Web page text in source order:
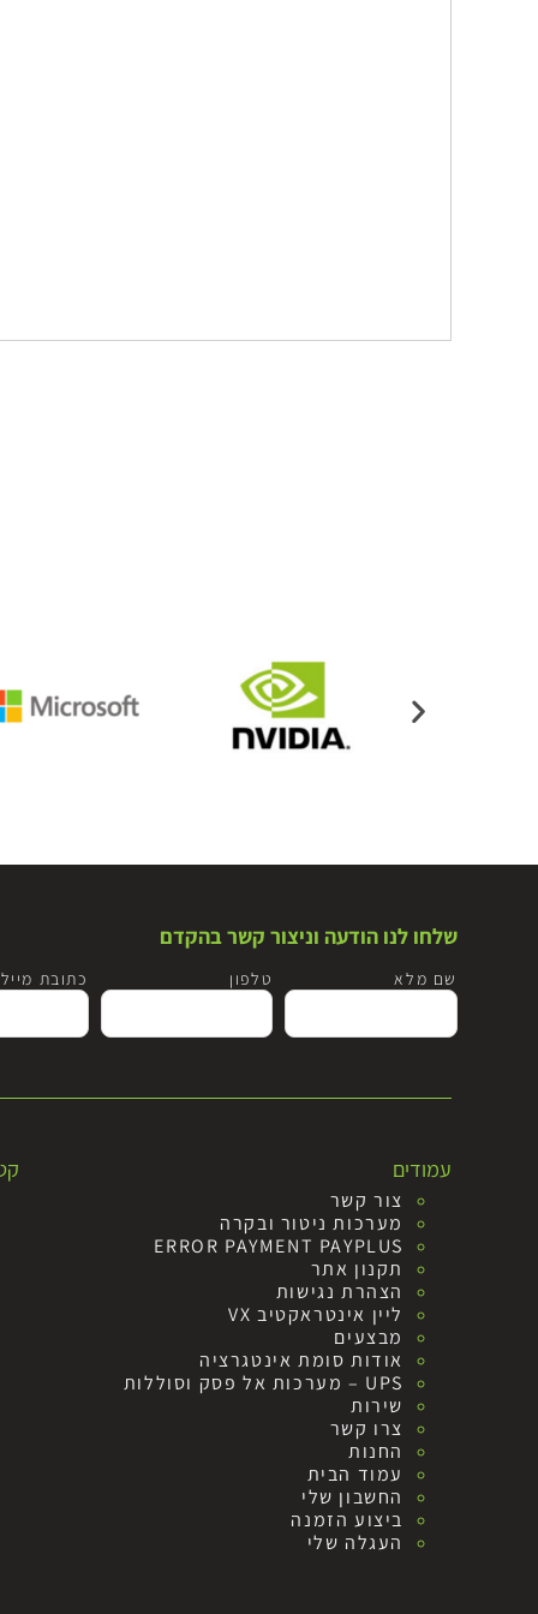
שלחו לנו הודעה וניצור קשר בהקדם
שם מלא טלפון כתובת מייל
עמודים
צור קשר
מערכות ניטור ובקרה
ERROR PAYMENT PAYPLUS
תקנון אתר
הצהרת נגישות
ליין אינטראקטיב VX
מבצעים
אודות סומת אינטגרציה
UPS – מערכות אל פסק וסוללות
שירות
צרו קשר
החנות
עמוד הבית
החשבון שלי
ביצוע הזמנה
העגלה שלי